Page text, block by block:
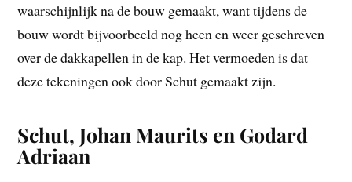
waarschijnlijk na de bouw gemaakt, want tijdens de
bouw wordt bijvoorbeeld nog heen en weer geschreven
over de dakkapellen in de kap. Het vermoeden is dat
deze tekeningen ook door Schut gemaakt zijn.
Schut, Johan Maurits en Godard
Adriaan